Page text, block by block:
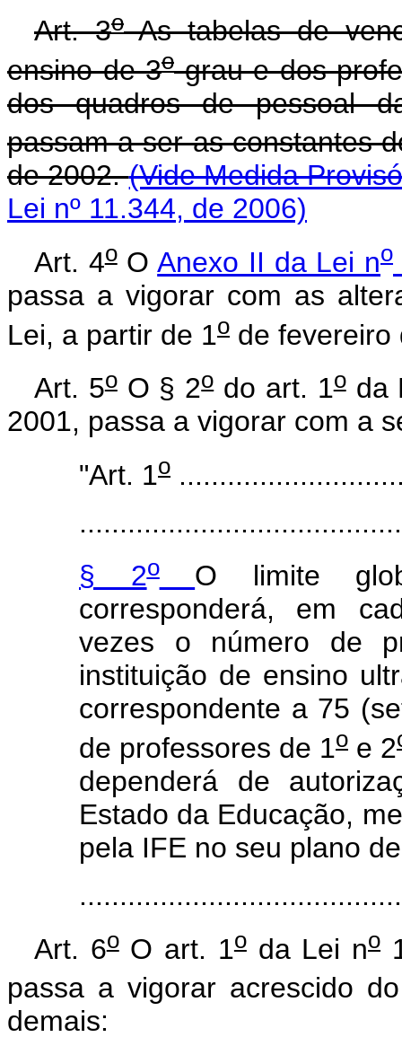
Art. 3oAs tabelas de
ensino de 3ograu e dos
dos quadros de pessoal
passam a ser as constantes
de 2002.(Vide Medida
Lei nº 11.344, de 2006)
Art. 4oOAnexo II da Lei no
passa a vigorar com as
Lei, a partir de 1o de fevereiro
Art. 5oO § 2odo art. 1oda
2001, passa a vigorar com a
"Art. 1o
§ 2o
O limite
corresponderá, em
vezes o número de
instituição de ensino
correspondente a 75
de professores de 1o e 2
dependerá de
Estado da Educação,
pela IFE no seu plano
Art. 6oO art. 1oda Lei no
passa a vigorar acrescido
demais: